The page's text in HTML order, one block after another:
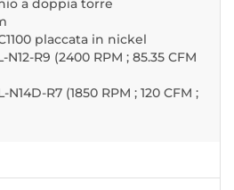
a doppia torre
placcata in nickel
R9 (2400 RPM ; 85.35 CFM
R7 (1850 RPM ; 120 CFM ;